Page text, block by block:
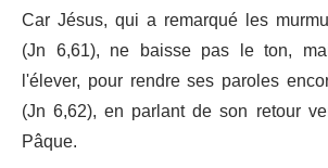
Car Jésus, qui a remarqué les
(Jn 6,61), ne baisse pas le ton,
l'élever, pour rendre ses paroles
(Jn 6,62), en parlant de son retour
Pâque.